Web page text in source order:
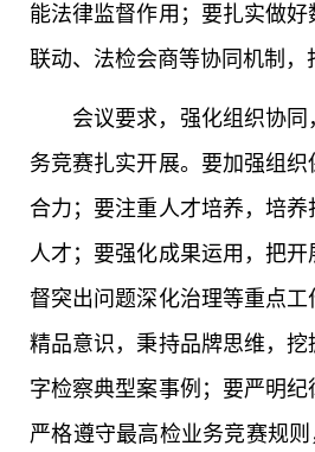
能法律监督作用；要扎实做
联动、法检会商等协同机制，
会议要求，强化组织协
务竞赛扎实开展。要加强组
合力；要注重人才培养，培
人才；要强化成果运用，把
督突出问题深化治理等重点
精品意识，秉持品牌思维，
字检察典型案事例；要严明纪
严格遵守最高检业务竞赛规则